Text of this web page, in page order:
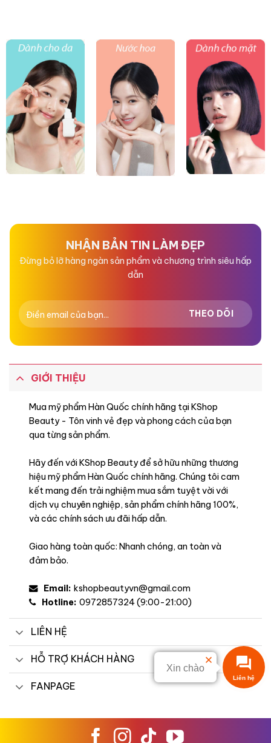
Xin chào
NHẬN BẢN TIN LÀM ĐẸP
Đừng bỏ lỡ hàng ngàn sản phẩm và chương trình siêu hấp
dẫn
GIỚI THIỆU
Mua mỹ phẩm Hàn Quốc chính hãng tại KShop
Beauty - Tôn vinh vẻ đẹp và phong cách của bạn
qua từng sản phẩm.
Hãy đến với KShop Beauty để sở hữu những thương
hiệu mỹ phẩm Hàn Quốc chính hãng. Chúng tôi cam
kết mang đến trải nghiệm mua sắm tuyệt vời với
dịch vụ chuyên nghiệp, sản phẩm chính hãng 100%,
và các chính sách ưu đãi hấp dẫn.
Giao hàng toàn quốc: Nhanh chóng, an toàn và
đảm bảo.
Email: kshopbeautyvn@gmail.com
Hotline: 0972857324 (9:00-21:00)
LIÊN HỆ
HỖ TRỢ KHÁCH HÀNG
FANPAGE